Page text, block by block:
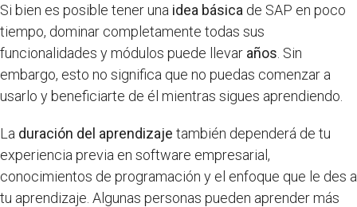
Si bien es posible tener una idea básica de SAP en poco
tiempo, dominar completamente todas sus
funcionalidades y módulos puede llevar años . Sin
embargo, esto no significa que no puedas comenzar a
usarlo y beneficiarte de él mientras sigues aprendiendo.
La duración del aprendizaje también dependerá de tu
experiencia previa en software empresarial,
conocimientos de programación y el enfoque que le des a
tu aprendizaje. Algunas personas pueden aprender más